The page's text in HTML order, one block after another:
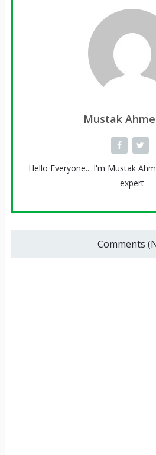
Mustak
Hello Everyone... I'm Mustak
expert
Comments